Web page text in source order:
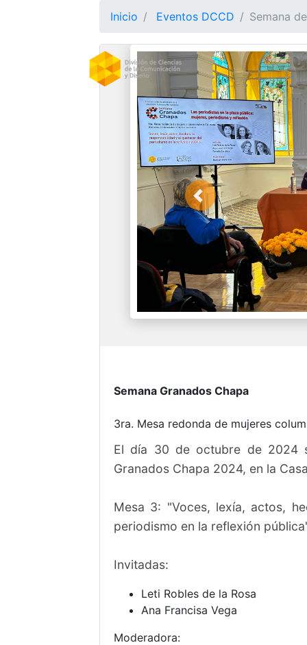
Inicio Eventos DCCD Semana
Previous
Semana Granados Chapa
3ra. Mesa redonda de mujeres
El día 30 de octubre de 2024
Granados Chapa 2024, en la
Mesa 3: "Voces, lexía, actos,
periodismo en la reflexión
Invitadas:
Leti Robles de la Rosa
Ana Francisa Vega
Moderadora: